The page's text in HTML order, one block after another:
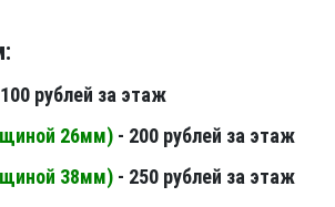
100 рублей за этаж
26мм) - 200 рублей за этаж
38мм) - 250 рублей за этаж